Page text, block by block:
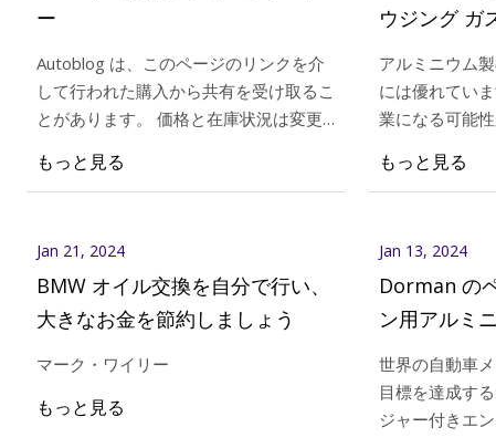
ー
Autoblog は、このページのリンクを介
して行われた購入から共有を受け取るこ
とがあります。 価格と在庫状況は変更
ターは車を正常に走行させるための重要
もっと見る
ウジング ガ
れた場合の
アルミニウム
には優れてい
業になる可能
きな代償を払
もっと見る
Jan 21, 2024
BMW オイル交換を自分で行い、
大きなお金を節約しましょう
マーク・ワイリー
もっと見る
Jan 13, 2024
Dorman の
ン用アルミ
ター ハウジ
となるもの
世界の自動車
目標を達成す
ジャー付きエ